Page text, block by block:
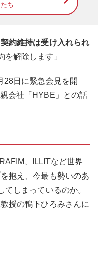
ち
約維持は受け入れられ
解除します」
日に緊急会見を開
会社「HYBE」との話
、ILLITなど世界
抱え、今最も勢いのあ
しまっているのか。
授の鴨下ひろみさんに